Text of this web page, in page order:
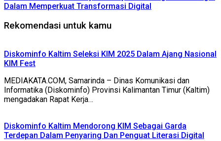
Dalam Memperkuat Transformasi Digital
Rekomendasi untuk kamu
Diskominfo Kaltim Seleksi KIM 2025 Dalam Ajang Nasional
KIM Fest
MEDIAKATA.COM, Samarinda – Dinas Komunikasi dan
Informatika (Diskominfo) Provinsi Kalimantan Timur (Kaltim)
mengadakan Rapat Kerja…
Diskominfo Kaltim Mendorong KIM Sebagai Garda
Terdepan Dalam Penyaring Dan Penguat Literasi Digital